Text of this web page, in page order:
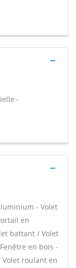
-
- Volet
en
battant / Volet
en bois -
roulant en